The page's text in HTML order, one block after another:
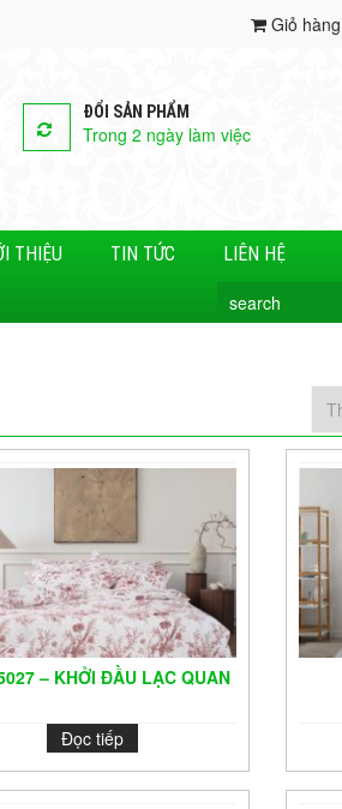
Giỏ hàng
ĐỔI SẢN PHẨM
Trong 2 ngày làm việc
THIỆU TIN TỨC LIÊN HỆ
– KHỞI ĐẦU LẠC QUAN
Đọc tiếp